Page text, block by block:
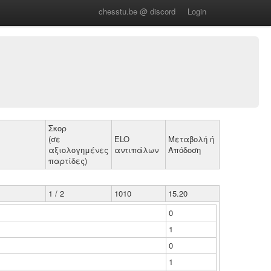
chesstu.be @ discord Login
Σκορ
(σε
αξιολογημένες
παρτίδες)
ELO
αντιπάλων
Μεταβολή ή
Απόδοση
1 / 2 1010
15.20
0
1
0
1